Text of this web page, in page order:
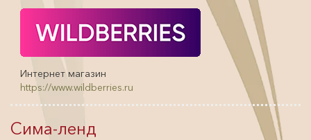
Интернет магазин
https://www.wildberries.ru
Сима-ленд